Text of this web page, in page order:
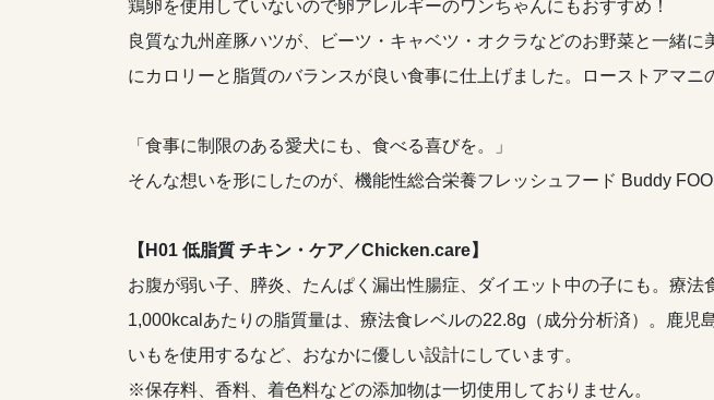
鶏卵を使用していないので卵アレルギーのワンちゃんにもおすすめ！
良質な九州産豚ハツが、ビーツ・キャベツ・オクラなどのお野菜と一緒
にカロリーと脂質のバランスが良い食事に仕上げました。ローストアマニ
「食事に制限のある愛犬にも、食べる喜びを。」
そんな想いを形にしたのが、機能性総合栄養フレッシュフード Buddy
【H01 低脂質 チキン・ケア／Chicken.care】
お腹が弱い子、膵炎、たんぱく漏出性腸症、ダイエット中の子にも。療法
1,000kcalあたりの脂質量は、療法食レベルの22.8g（成分分析済）。鹿
いもを使用するなど、おなかに優しい設計にしています。
※保存料、香料、着色料などの添加物は一切使用しておりません。